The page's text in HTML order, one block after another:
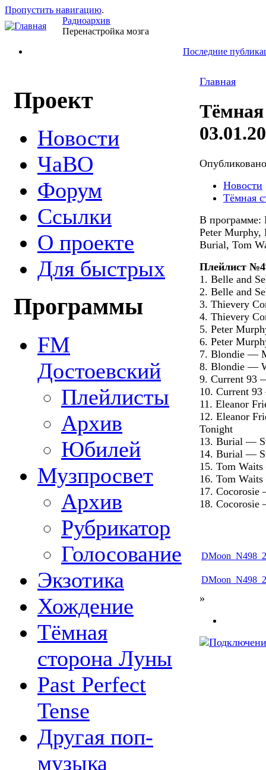
Пропустить навигацию.
Радиоархив
Перенастройка мозга
Последние
Проект
Новости
ЧаВО
Форум
Ссылки
О проекте
Для быстрых
Программы
FM
Достоевский
Плейлисты
Архив
Юбилей
Музпросвет
Архив
Рубрикатор
Голосование
Экзотика
Хождение
Тёмная
сторона Луны
Past Perfect
Tense
Другая поп-
музыка
Главная
Новости
Тёмная
В программе:
Peter Murphy,
Burial, Tom
Плейлист
1. Belle and
2. Belle and
3. Thievery
4. Thievery
5. Peter
6. Peter
7. Blondie —
8. Blondie —
9. Current 93
10. Current
11. Eleanor
12. Eleanor
Tonight
13. Burial —
14. Burial —
15. Tom
16. Tom
17.
18. Cocorosie
»